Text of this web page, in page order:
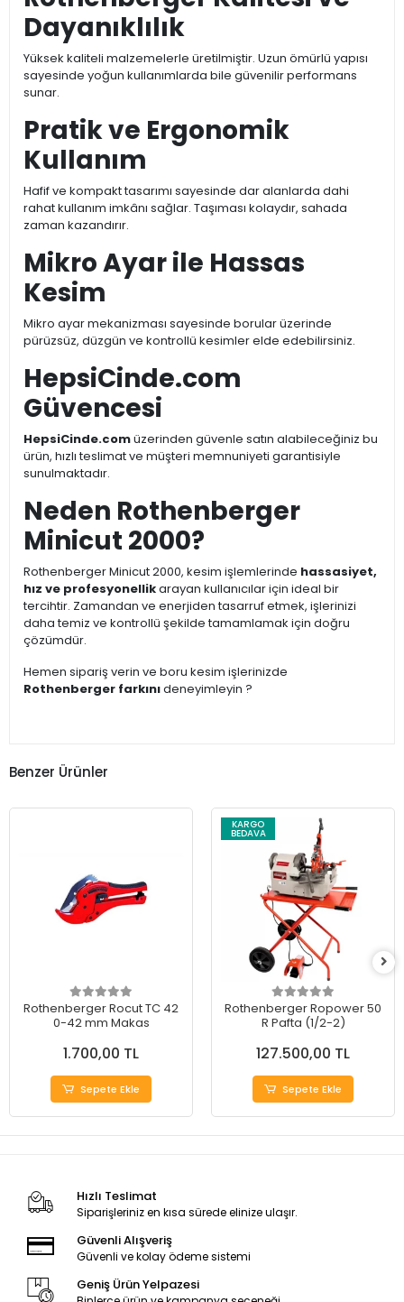
Dayanıklılık
Yüksek kaliteli malzemelerle üretilmiştir. Uzun ömürlü yapısı
sayesinde yoğun kullanımlarda bile güvenilir performans
sunar.
Pratik ve Ergonomik
Kullanım
Hafif ve kompakt tasarımı sayesinde dar alanlarda dahi
rahat kullanım imkânı sağlar. Taşıması kolaydır, sahada
zaman kazandırır.
Mikro Ayar ile Hassas
Kesim
Mikro ayar mekanizması sayesinde borular üzerinde
pürüzsüz, düzgün ve kontrollü kesimler elde edebilirsiniz.
HepsiCinde.com
Güvencesi
HepsiCinde.comüzerinden güvenle satın alabileceğiniz bu
ürün, hızlı teslimat ve müşteri memnuniyeti garantisiyle
sunulmaktadır.
Neden Rothenberger
Minicut 2000?
Rothenberger Minicut 2000, kesim işlemlerinde hassasiyet,
hız ve profesyonellikarayan kullanıcılar için ideal bir
tercihtir. Zamandan ve enerjiden tasarruf etmek, işlerinizi
daha temiz ve kontrollü şekilde tamamlamak için doğru
çözümdür.
Hemen sipariş verin ve boru kesim işlerinizde
Rothenberger farkınıdeneyimleyin ?
Benzer Ürünler
Rothenberger Rocut TC 42
0-42 mm Makas
1.700,00 TL
Sepete Ekle
KARGO
BEDAVA
Rothenberger Ropower 50
R Pafta (1/2-2)
127.500,00 TL
Sepete Ekle
Hızlı Teslimat
Siparişleriniz en kısa sürede elinize ulaşır.
Güvenli Alışveriş
Güvenli ve kolay ödeme sistemi
Geniş Ürün Yelpazesi